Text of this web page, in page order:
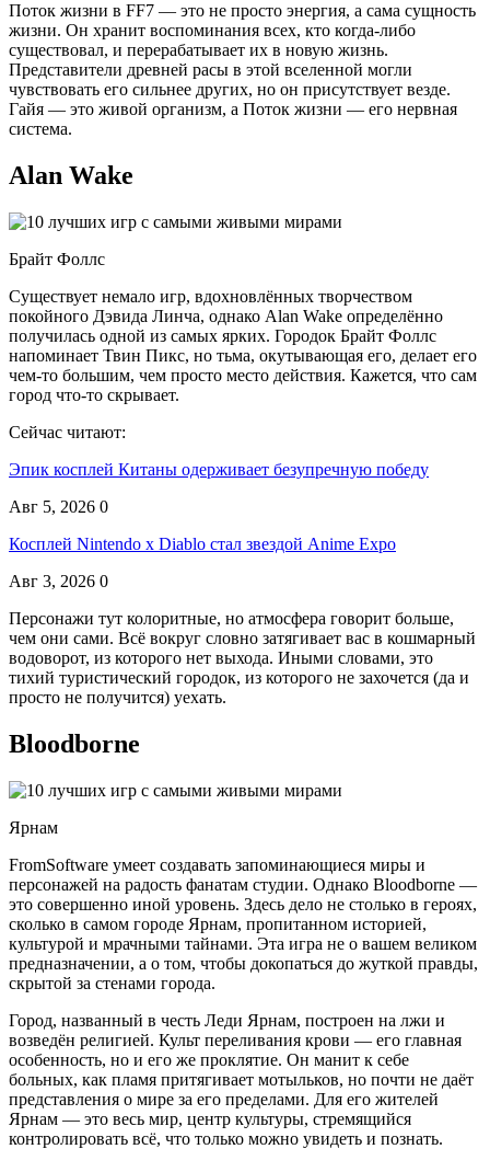
Поток жизни в FF7 — это не просто энергия, а сама сущность
жизни. Он хранит воспоминания всех, кто когда-либо
существовал, и перерабатывает их в новую жизнь.
Представители древней расы в этой вселенной могли
чувствовать его сильнее других, но он присутствует везде.
Гайя — это живой организм, а Поток жизни — его нервная
система.
Alan Wake
Брайт Фоллс
Существует немало игр, вдохновлённых творчеством
покойного Дэвида Линча, однако Alan Wake определённо
получилась одной из самых ярких. Городок Брайт Фоллс
напоминает Твин Пикс, но тьма, окутывающая его, делает его
чем-то большим, чем просто место действия. Кажется, что сам
город что-то скрывает.
Сейчас читают:
Эпик косплей Китаны одерживает безупречную победу
Авг 5, 2026 0
Косплей Nintendo x Diablo стал звездой Anime Expo
Авг 3, 2026 0
Персонажи тут колоритные, но атмосфера говорит больше,
чем они сами. Всё вокруг словно затягивает вас в кошмарный
водоворот, из которого нет выхода. Иными словами, это
тихий туристический городок, из которого не захочется (да и
просто не получится) уехать.
Bloodborne
Ярнам
FromSoftware умеет создавать запоминающиеся миры и
персонажей на радость фанатам студии. Однако Bloodborne —
это совершенно иной уровень. Здесь дело не столько в героях,
сколько в самом городе Ярнам, пропитанном историей,
культурой и мрачными тайнами. Эта игра не о вашем великом
предназначении, а о том, чтобы докопаться до жуткой правды,
скрытой за стенами города.
Город, названный в честь Леди Ярнам, построен на лжи и
возведён религией. Культ переливания крови — его главная
особенность, но и его же проклятие. Он манит к себе
больных, как пламя притягивает мотыльков, но почти не даёт
представления о мире за его пределами. Для его жителей
Ярнам — это весь мир, центр культуры, стремящийся
контролировать всё, что только можно увидеть и познать.